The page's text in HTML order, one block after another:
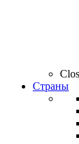
Страны